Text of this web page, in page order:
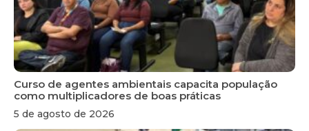
Curso de agentes ambientais capacita população
como multiplicadores de boas práticas
5 de agosto de 2026